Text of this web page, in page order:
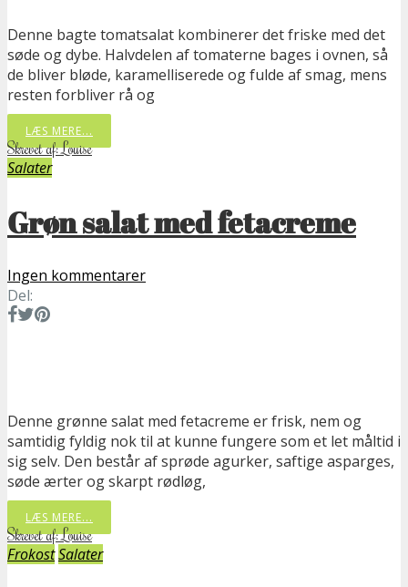
Denne bagte tomatsalat kombinerer det friske med det
søde og dybe. Halvdelen af tomaterne bages i ovnen, så
de bliver bløde, karamelliserede og fulde af smag, mens
resten forbliver rå og
LÆS MERE...
Skrevet af: Louise
Salater
Grøn salat med fetacreme
Ingen kommentarer
Del:
Denne grønne salat med fetacreme er frisk, nem og
samtidig fyldig nok til at kunne fungere som et let måltid i
sig selv. Den består af sprøde agurker, saftige asparges,
søde ærter og skarpt rødløg,
LÆS MERE...
Skrevet af: Louise
FrokostSalater